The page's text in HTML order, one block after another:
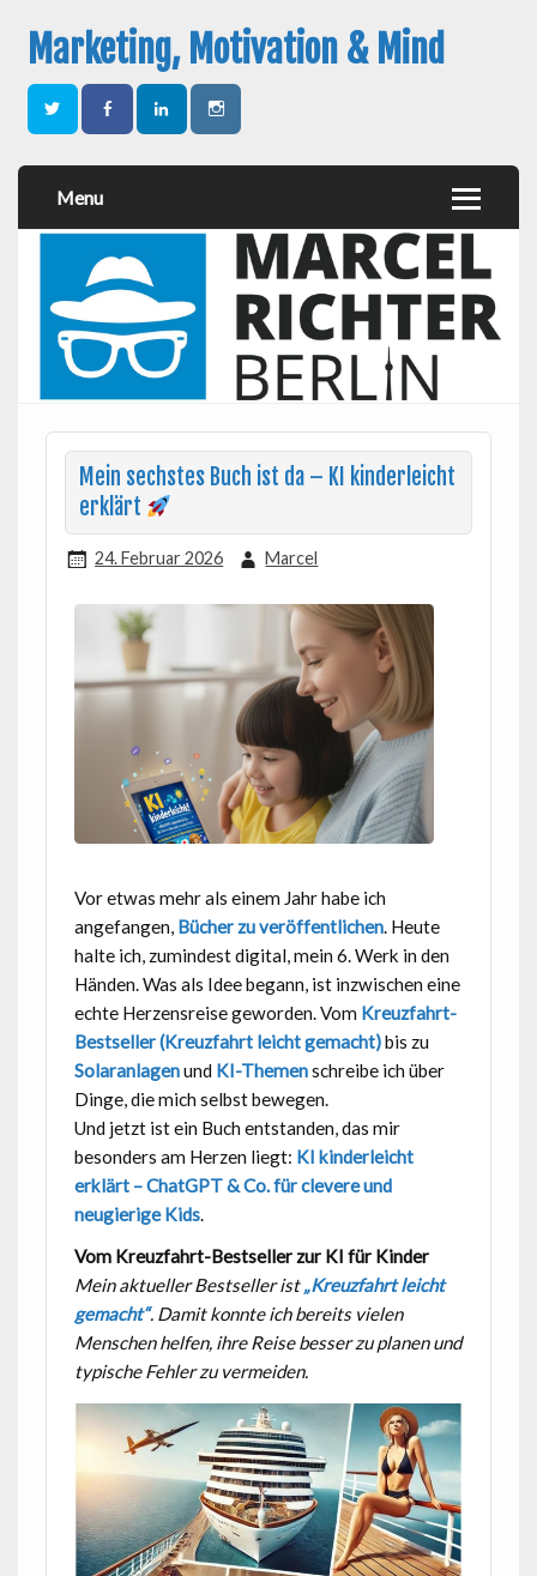
Marketing, Motivation & Mind
Menu
Mein sechstes Buch ist da – KI kinderleicht
erklärt
24. Februar 2026 Marcel
Vor etwas mehr als einem Jahr habe ich
angefangen, Bücher zu veröffentlichen. Heute
halte ich, zumindest digital, mein 6. Werk in den
Händen. Was als Idee begann, ist inzwischen eine
echte Herzensreise geworden. Vom Kreuzfahrt-
Bestseller (Kreuzfahrt leicht gemacht)bis zu
Solaranlagenund KI-Themenschreibe ich über
Dinge, die mich selbst bewegen.
Und jetzt ist ein Buch entstanden, das mir
besonders am Herzen liegt: KI kinderleicht
erklärt – ChatGPT & Co. für clevere und
neugierige Kids.
Vom Kreuzfahrt-Bestseller zur KI für Kinder
Mein aktueller Bestseller ist„Kreuzfahrt leicht
gemacht“. Damit konnte ich bereits vielen
Menschen helfen, ihre Reise besser zu planen und
typische Fehler zu vermeiden.